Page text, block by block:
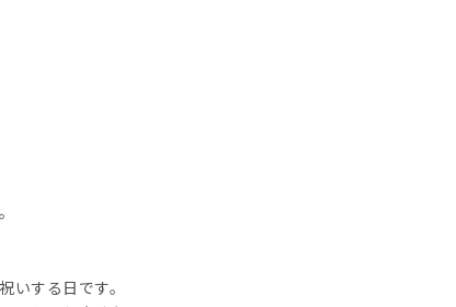
いする日です。